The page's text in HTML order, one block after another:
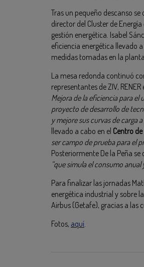
Tras un pequeño descanso
director del Cluster de
gestión energética. Isabel
eficiencia energética llevado
medidas tomadas en la
La mesa redonda continuó
representantes de ZIV,
Mejora de la eficiencia para el
proyecto de desarrollo de
y mejore sus curvas de carga
llevado a cabo en el Centro
ser campo de prueba para el
Posteriormente De la Peña
“que simula el consumo
Para finalizar las jornadas
energética industrial y sobre
Airbus (Getafe), gracias a las
Fotos, aquí.